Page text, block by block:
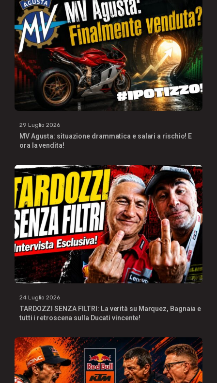
29 Luglio 2026
MV Agusta: situazione drammatica e salari a rischio! E
ora la vendita!
24 Luglio 2026
TARDOZZI SENZA FILTRI: La verità su Marquez, Bagnaia e
tutti i retroscena sulla Ducati vincente!